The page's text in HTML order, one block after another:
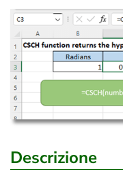
Descrizione